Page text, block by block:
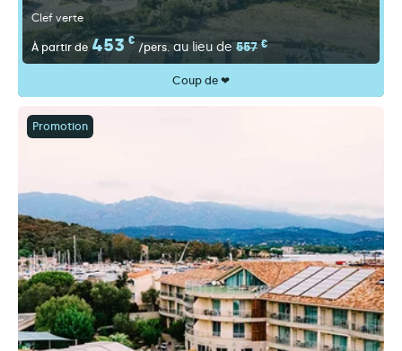
Clef verte
À partir de 453 €
/pers. au lieu de 557 €
Coup de ❤
Promotion